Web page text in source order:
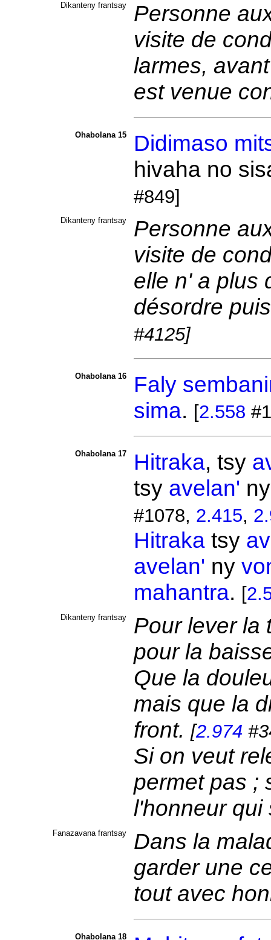
Dikanteny frantsay
Personne
visite de
larmes,
est venue
Ohabolana 15 Didimaso
hivaha no
#849]
Dikanteny frantsay
Personne
visite de
elle n' a plus
désordre
#4125]
Ohabolana 16 Faly
sima. [2.558
Ohabolana 17 Hitraka, tsy
tsy avelan'
#1078, 2.415,
Hitrakatsy
avelan' ny
mahantra. [
Dikanteny frantsay
Pour lever la
pour la
Que la
mais que la
front. [2.974
Si on veut
permet pas ;
l'honneur
Fanazavana frantsay
Dans la
garder une
tout avec
Ohabolana 18